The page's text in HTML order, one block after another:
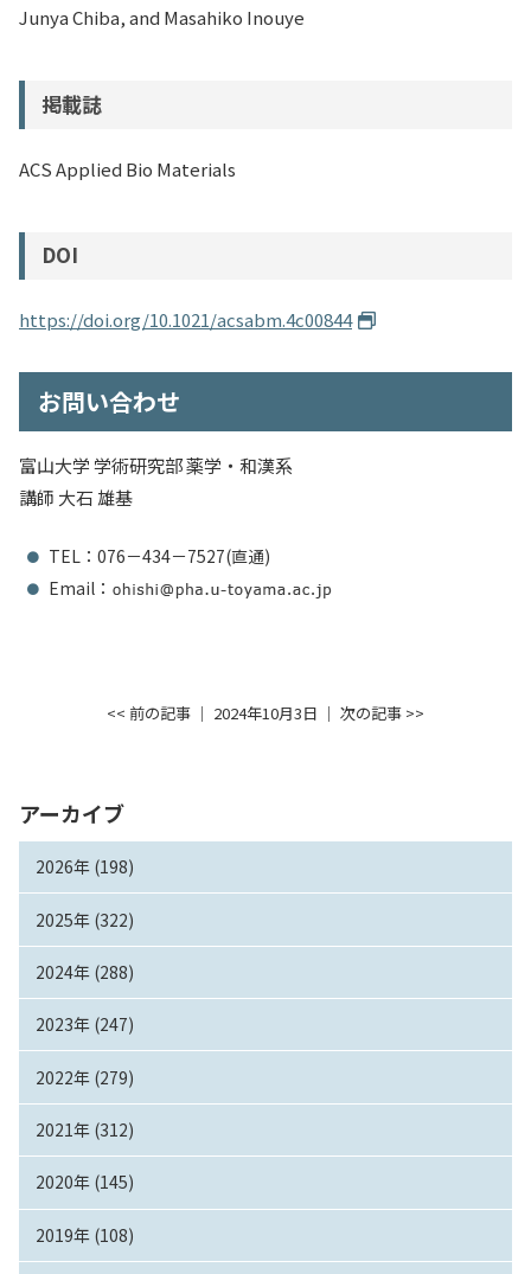
アーカイブ
2026年 (198)
2025年 (322)
2024年 (288)
2023年 (247)
2022年 (279)
2021年 (312)
2020年 (145)
2019年 (108)
Junya Chiba, and Masahiko Inouye
掲載誌
ACS Applied Bio Materials
DOI
https://doi.org/10.1021/acsabm.4c00844
お問い合わせ
富山大学 学術研究部 薬学・和漢系
講師 大石 雄基
TEL：076－434－7527(直通)
Email：
<< 前の記事 │ 2024年10月3日 │ 次の記事 >>